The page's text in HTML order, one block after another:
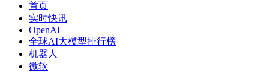
首页
实时快讯
OpenAI
全球AI大模型排行榜
机器人
微软